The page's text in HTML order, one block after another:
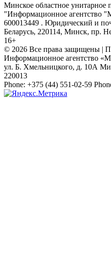
Минское областное унитарное
"Информационное агентство
600013449 . Юридический и
Беларусь, 220114, Минск, пр.
16+
© 2026 Все права защищены |
Информационное агентство
ул. Б. Хмельницкого, д. 10А
220013
Phone: +375 (44) 551-02-59